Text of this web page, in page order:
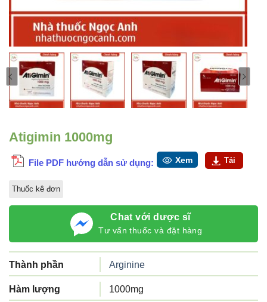
Chat với dược sĩ
Tư vấn thuốc và đặt hàng
Atigimin 1000mg
File PDF hướng dẫn sử dụng: Xem Tải
Thuốc kê đơn
Thành phần Arginine
Hàm lượng 1000mg